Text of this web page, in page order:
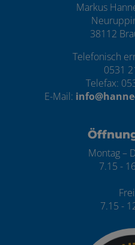
Markus
38112
Telefonisch
0531
Telefax:
E-Mail:
Montag –
7.15 -
7.15 -